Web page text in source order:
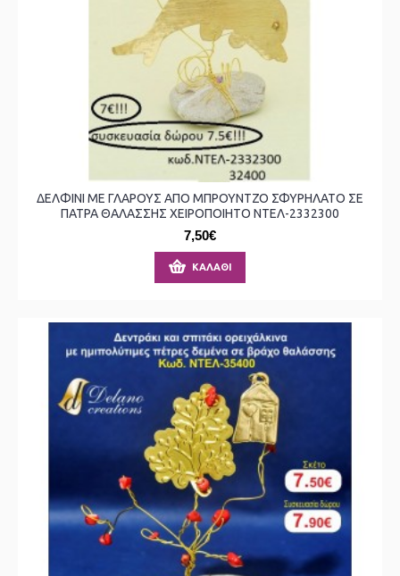
ΔΕΛΦΙΝΙ ΜΕ ΓΛΑΡΟΥΣ ΑΠΟ ΜΠΡΟΥΝΤΖΟ ΣΦΥΡΗΛΑΤΟ ΣΕ
ΠΑΤΡΑ ΘΑΛΑΣΣΗΣ ΧΕΙΡΟΠΟΙΗΤΟ ΝΤΕΛ-2332300
7,50€
ΚΑΛΆΘΙ